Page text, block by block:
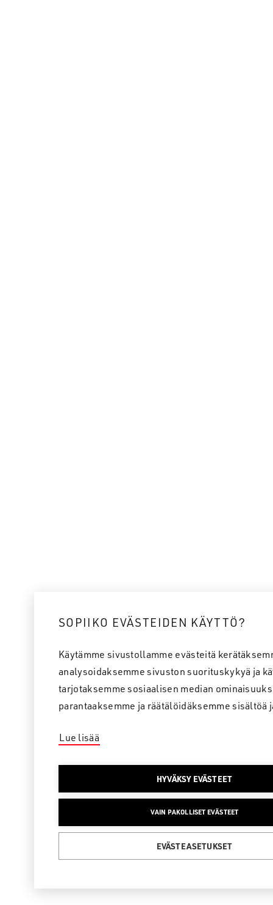
SOPIIKO EVÄSTEIDEN KÄYTTÖ?
Käytämme sivustollamme evästeitä
analysoidaksemme sivuston suorituskykyä ja
tarjotaksemme sosiaalisen median
parantaaksemme ja räätälöidäksemme sisältöä
Lue lisää
HYVÄKSY EVÄSTEET
VAIN PAKOLLISET EVÄSTEET
EVÄSTEASETUKSET